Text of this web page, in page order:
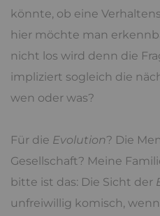
könnte, ob eine
hier möchte man
nicht los wird denn die
impliziert sogleich die
wen oder was?
Für die Evolution? Die
Gesellschaft? Meine
bitte ist das: Die Sicht der
unfreiwillig komisch,